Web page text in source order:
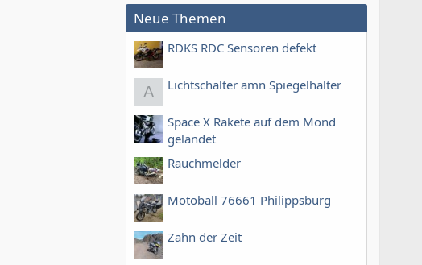
Neue Themen
RDKS RDC Sensoren defekt
A Lichtschalter amn Spiegelhalter
Space X Rakete auf dem Mond
gelandet
Rauchmelder
Motoball 76661 Philippsburg
Zahn der Zeit